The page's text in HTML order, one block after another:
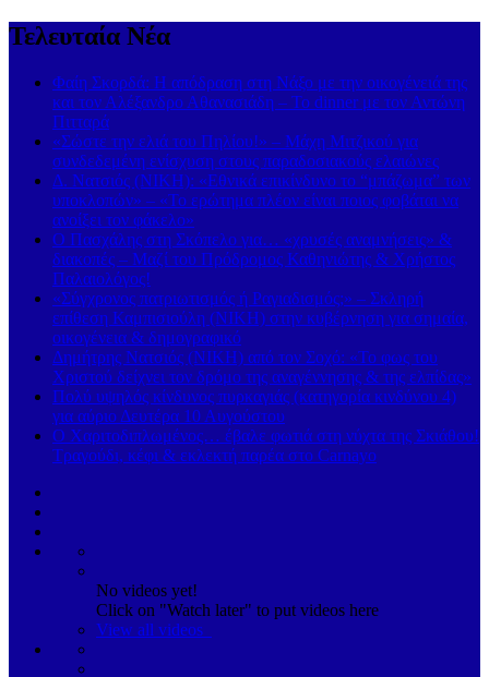
Τελευταία Νέα
Φαίη Σκορδά: Η απόδραση στη Νάξο με την οικογένειά της
και τον Αλέξανδρο Αθανασιάδη – Το dinner με τον Αντώνη
Πιτταρά
«Σώστε την ελιά του Πηλίου!» – Μάχη Μιτζικού για
συνδεδεμένη ενίσχυση στους παραδοσιακούς ελαιώνες
Δ. Νατσιός (ΝΙΚΗ): «Εθνικά επικίνδυνο το “μπάζωμα” των
υποκλοπών» – «Το ερώτημα πλέον είναι ποιος φοβάται να
ανοίξει τον φάκελο»
Ο Πασχάλης στη Σκόπελο για… «χρυσές αναμνήσεις» &
διακοπές – Μαζί του Πρόδρομος Καθηνιώτης & Χρήστος
Παλαιολόγος!
«Σύγχρονος πατριωτισμός ή Ραγιαδισμός;» – Σκληρή
επίθεση Καμπισιούλη (ΝΙΚΗ) στην κυβέρνηση για σημαία,
οικογένεια & δημογραφικό
Δημήτρης Νατσιός (ΝΙΚΗ) από τον Σοχό: «Το φως του
Χριστού δείχνει τον δρόμο της αναγέννησης & της ελπίδας»
Πολύ υψηλός κίνδυνος πυρκαγιάς (κατηγορία κινδύνου 4)
για αύριο Δευτέρα 10 Αυγούστου
Ο Χαριτοδιπλωμένος… έβαλε φωτιά στη νύχτα της Σκιάθου!
Τραγούδι, κέφι & εκλεκτή παρέα στο Carnayo
No videos yet!
Click on "Watch later" to put videos here
View all videos